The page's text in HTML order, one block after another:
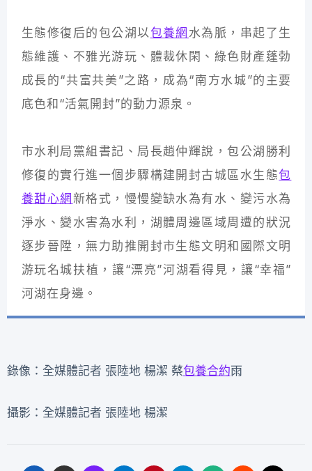
生態修復后的包公湖以包養網 水為脈，串起了生
態維護、不雅光游玩、體裁休閑、綠色財產蓬勃
成長的“共富共美”之路，成為“南方水城”的主要
底色和“活氣開封”的動力源泉。
市水利局黨組書記、局長趙仲輝說，包公湖勝利
修復的實行進一個步驟構建開封古城區水生態包
養甜心網 新格式，慢慢變缺水為有水、變污水為
淨水、變水害為水利，湖體周邊區域周遭的狀況
逐步晉陞，無力助推開封市生態文明和國際文明
游玩名城扶植，讓“漂亮”河湖看得見，讓“幸福”
河湖在身邊。
錄像：全媒體記者 張陸地 楊潔 蔡包養合約雨
攝影：全媒體記者 張陸地 楊潔